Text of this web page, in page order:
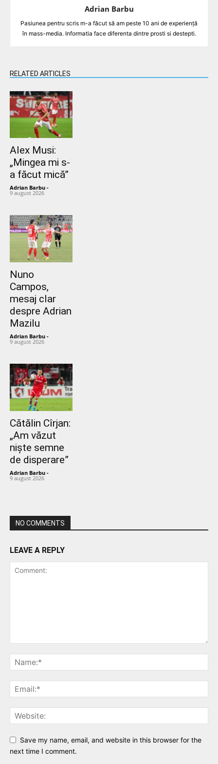
Adrian Barbu
Pasiunea pentru scris m-a făcut să am peste 10 ani de experiență
în mass-media. Informatia face diferenta dintre prosti si destepti.
RELATED ARTICLES
Alex Musi:
„Mingea mi s-
a făcut mică”
Adrian Barbu -
9 august 2026
Nuno
Campos,
mesaj clar
despre Adrian
Mazilu
Adrian Barbu -
9 august 2026
Cătălin Cîrjan:
„Am văzut
niște semne
de disperare”
Adrian Barbu -
9 august 2026
NO COMMENTS
LEAVE A REPLY
Save my name, email, and website in this browser for the
next time I comment.